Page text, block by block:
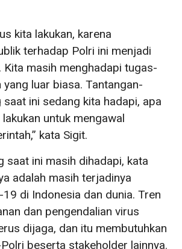
kita lakukan, karena
terhadap Polri ini menjadi
Kita masih menghadapi tugas-
luar biasa. Tantangan-
ini sedang kita hadapi, apa
untuk mengawal
kata Sigit.
saat ini masih dihadapi, kata
adalah masih terjadinya
19 di Indonesia dan dunia. Tren
dan pengendalian virus
dijaga, dan itu membutuhkan
beserta stakeholder lainnya.